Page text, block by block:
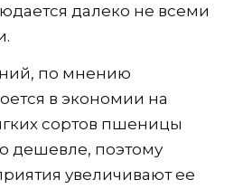
далеко не всеми
по мнению
в экономии на
сортов пшеницы
дешевле, поэтому
увеличивают ее